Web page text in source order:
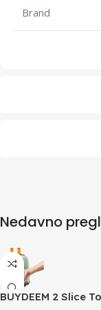
Brand
Nedavno
BUYDEEM 2 Slice